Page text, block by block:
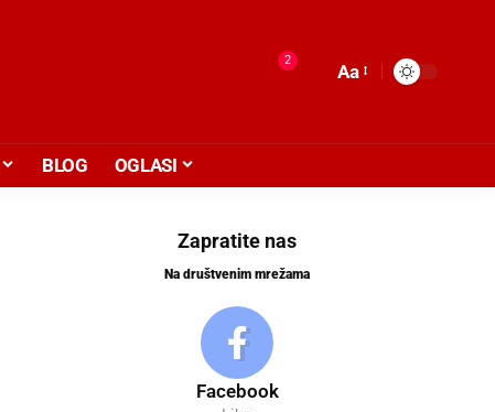
2
Aa
BLOG OGLASI
Zapratite nas
Na društvenim mrežama
Facebook